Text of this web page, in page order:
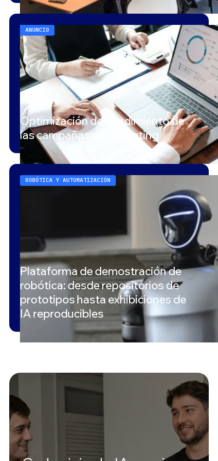
ANUNCIO
Optimización del rendimiento de
las campañas de marketing
ROBÓTICA Y AUTOMATIZACIÓN
Plataforma de demostración de
robótica: desde repositorios de
prototipos hasta exhibiciones de
IA reproducibles